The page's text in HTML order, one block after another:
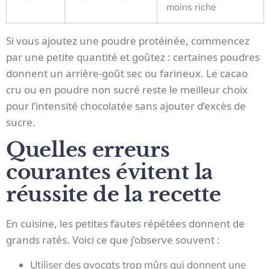
moins riche
Si vous ajoutez une poudre protéinée, commencez
par une petite quantité et goûtez : certaines poudres
donnent un arrière-goût sec ou farineux. Le cacao
cru ou en poudre non sucré reste le meilleur choix
pour l’intensité chocolatée sans ajouter d’excès de
sucre.
Quelles erreurs
courantes évitent la
réussite de la recette
En cuisine, les petites fautes répétées donnent de
grands ratés. Voici ce que j’observe souvent :
Utiliser des avocats trop mûrs qui donnent une